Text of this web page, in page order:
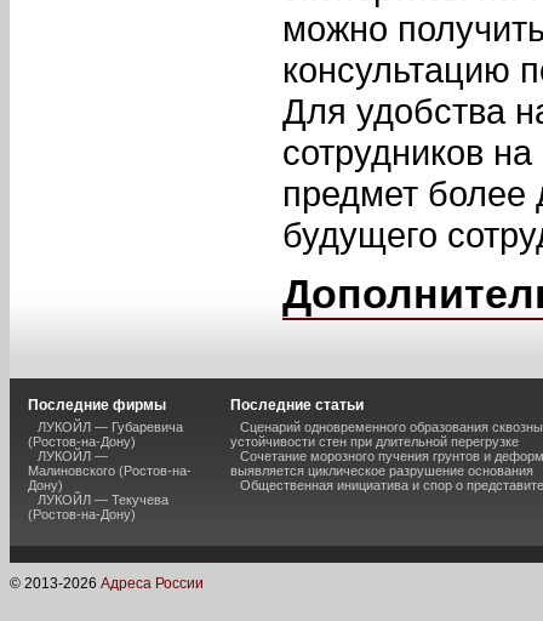
можно
консультацию
Для удобства
сотрудников
предмет более
будущего
Последние фирмы
ЛУКОЙЛ — Губаревича
(Ростов-на-Дону)
ЛУКОЙЛ —
Малиновского (Ростов-на-
Дону)
ЛУКОЙЛ — Текучева
(Ростов-на-Дону)
Последние статьи
Сценарий одновременного образования
устойчивости стен при длительной перегрузке
Сочетание морозного пучения грунтов и
выявляется циклическое разрушение основания
Общественная инициатива и спор о
© 2013-2026 Адреса России